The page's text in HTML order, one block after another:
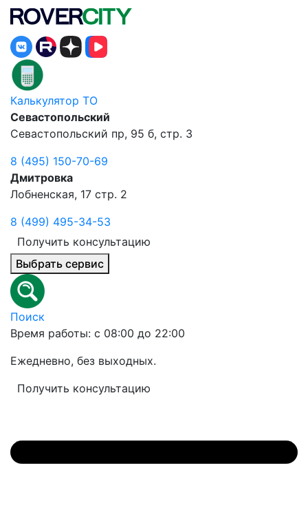
Калькулятор ТО
Севастопольский
Севастопольский пр, 95 б, стр. 3
8 (495) 150-70-69
Дмитровка
Лобненская, 17 стр. 2
8 (499) 495-34-53
Получить консультацию
Выбрать сервис
Поиск
Время работы: с 08:00 до 22:00
Ежедневно, без выходных.
Получить консультацию